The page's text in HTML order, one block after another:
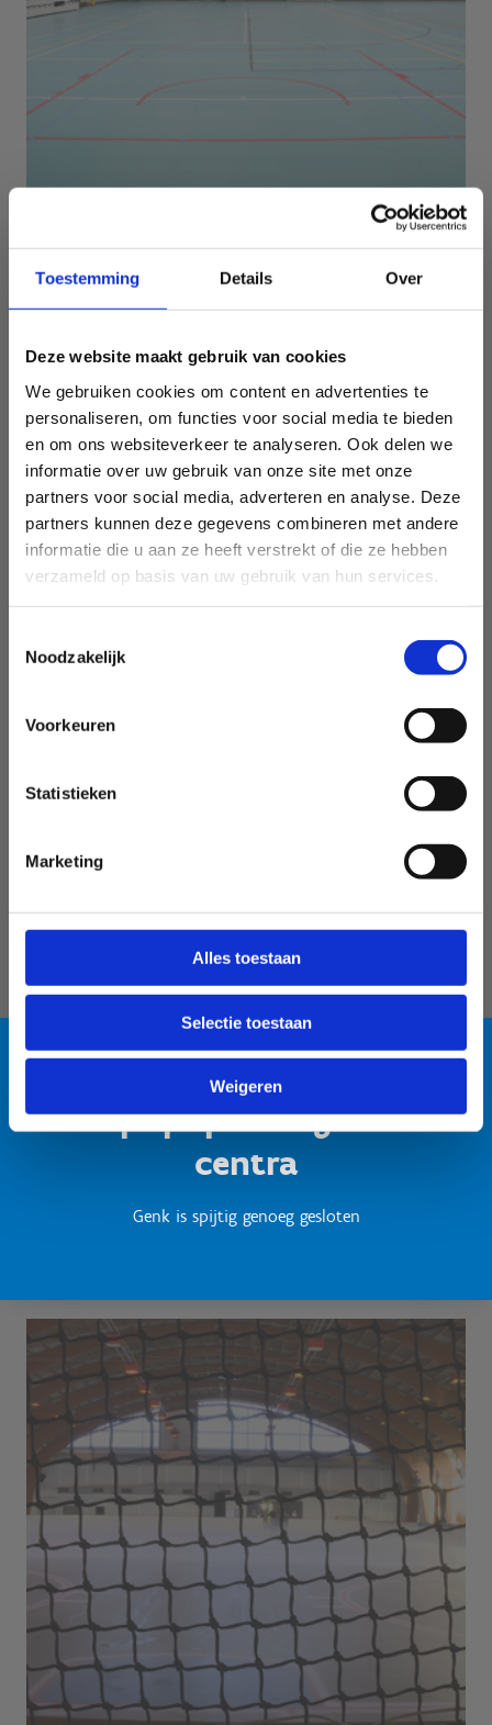
Toestemming Details Over
Deze website maakt gebruik van cookies
We gebruiken cookies om content en advertenties te
personaliseren, om functies voor social media te bieden
en om ons websiteverkeer te analyseren. Ook delen we
informatie over uw gebruik van onze site met onze
partners voor social media, adverteren en analyse. Deze
partners kunnen deze gegevens combineren met andere
informatie die u aan ze heeft verstrekt of die ze hebben
verzameld op basis van uw gebruik van hun services.
Noodzakelijk
Voorkeuren
Statistieken
Marketing
Alles toestaan
Selectie toestaan
Weigeren
Test popup titel gesloten
centra
Genk is spijtig genoeg gesloten
Sport Vlaanderen Herentals
Sport Vlaanderen Heusden-Zolder